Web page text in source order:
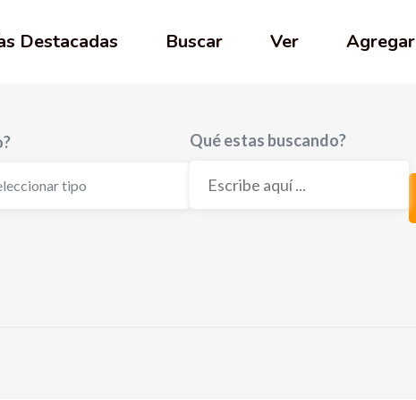
Destacadas Buscar Ver Agregar
tipo
Qué estas buscando?